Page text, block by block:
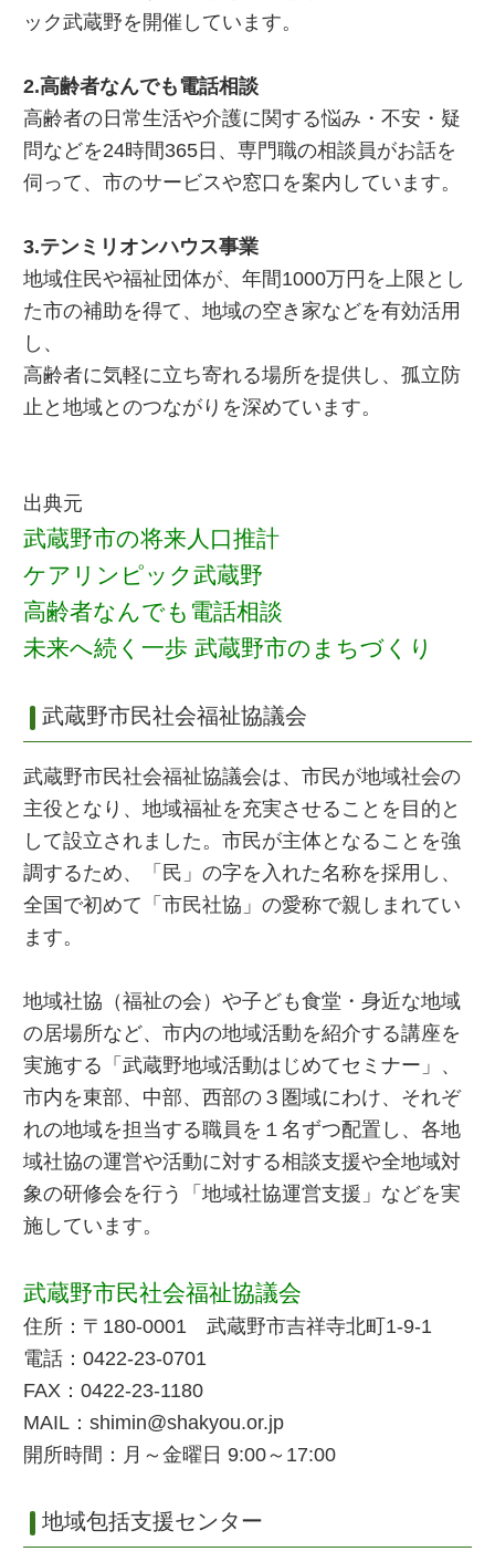
ック武蔵野を開催しています。
2.高齢者なんでも電話相談
高齢者の日常生活や介護に関する悩み・不安・疑
問などを24時間365日、専門職の相談員がお話を
伺って、市のサービスや窓口を案内しています。
3.テンミリオンハウス事業
地域住民や福祉団体が、年間1000万円を上限とし
た市の補助を得て、地域の空き家などを有効活用
し、
高齢者に気軽に立ち寄れる場所を提供し、孤立防
止と地域とのつながりを深めています。
出典元
武蔵野市の将来人口推計
ケアリンピック武蔵野
高齢者なんでも電話相談
未来へ続く一歩 武蔵野市のまちづくり
武蔵野市民社会福祉協議会
武蔵野市民社会福祉協議会は、市民が地域社会の
主役となり、地域福祉を充実させることを目的と
して設立されました。市民が主体となることを強
調するため、「民」の字を入れた名称を採用し、
全国で初めて「市民社協」の愛称で親しまれてい
ます。
地域社協（福祉の会）や子ども食堂・身近な地域
の居場所など、市内の地域活動を紹介する講座を
実施する「武蔵野地域活動はじめてセミナー」、
市内を東部、中部、西部の３圏域にわけ、それぞ
れの地域を担当する職員を１名ずつ配置し、各地
域社協の運営や活動に対する相談支援や全地域対
象の研修会を行う「地域社協運営支援」などを実
施しています。
武蔵野市民社会福祉協議会
住所：〒180-0001 武蔵野市吉祥寺北町1-9-1
電話：0422-23-0701
FAX：0422-23-1180
MAIL：shimin@shakyou.or.jp
開所時間：月～金曜日 9:00～17:00
地域包括支援センター